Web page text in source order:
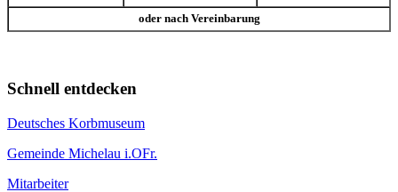
oder nach Vereinbarung
Schnell entdecken
Deutsches Korbmuseum
Gemeinde Michelau i.OFr.
Mitarbeiter